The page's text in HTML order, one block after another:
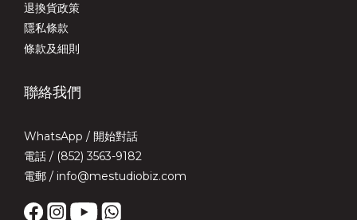
退換貨政策
隱私條款
條款及細則
聯絡我們
WhatsApp / 開始對話
電話 / (852) 3563-9182
電郵 / info@mestudiobiz.com